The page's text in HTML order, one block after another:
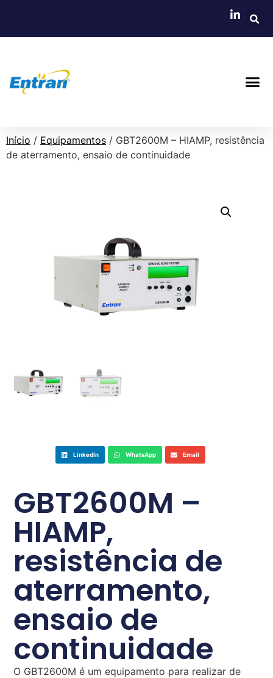
Início / Equipamentos / GBT2600M – HIAMP, resistência
de aterramento, ensaio de continuidade
LinkedIn WhatsApp Email
GBT2600M –
HIAMP,
resistência de
aterramento,
ensaio de
continuidade
O GBT2600M é um equipamento para realizar de